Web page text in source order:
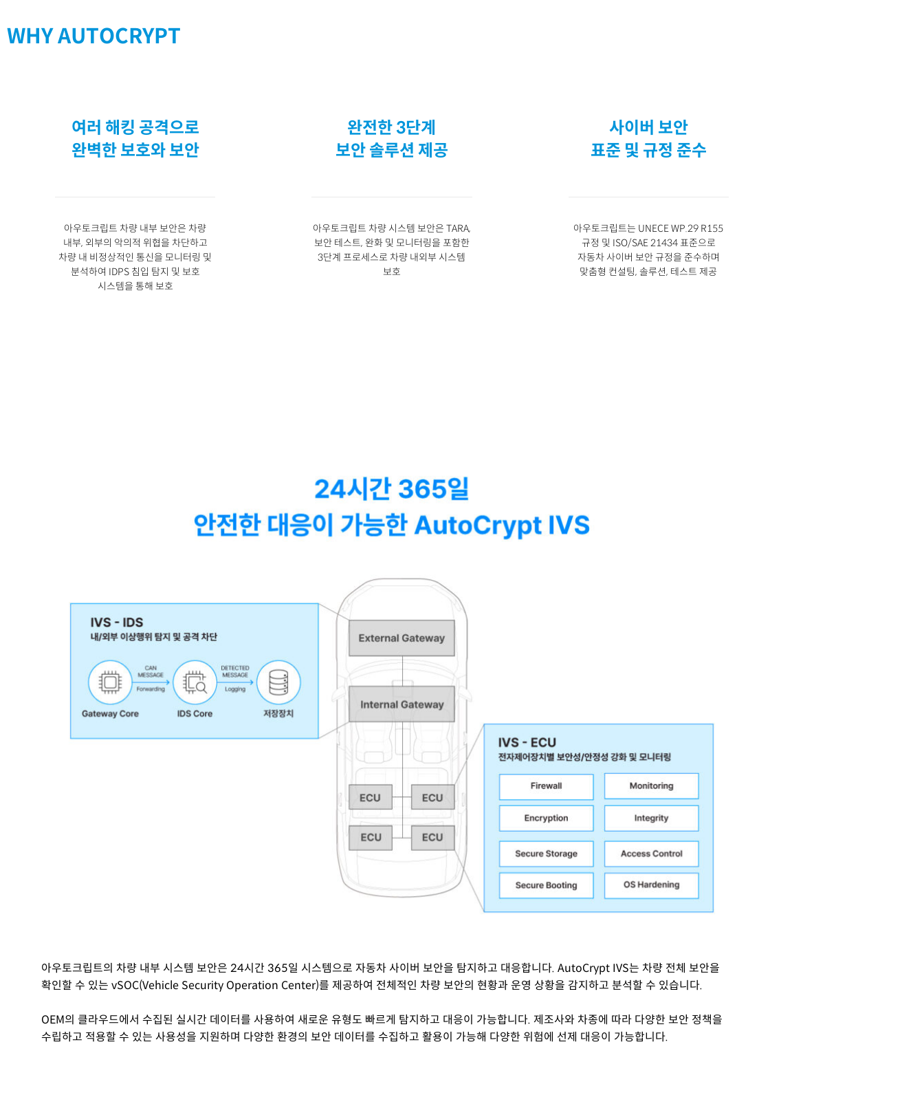
WHY AUTOCRYPT
여러 해킹 공격으로
완벽한 보호와 보안
아우토크립트 차량 내부 보안은 차량
내부, 외부의 악의적 위협을 차단하고
차량 내 비정상적인 통신을 모니터링 및
분석하여 IDPS 침입 탐지 및 보호
시스템을 통해 보호
완전한 3단계
보안 솔루션 제공
아우토크립트 차량 시스템 보안은 TARA,
보안 테스트, 완화 및 모니터링을 포함한
3단계 프로세스로 차량 내외부 시스템
보호
사이버 보안
표준 및 규정 준수
아우토크립트는 UNECE WP.29 R155
규정 및 ISO/SAE 21434 표준으로
자동차 사이버 보안 규정을 준수하며
맞춤형 컨설팅, 솔루션, 테스트 제공
아우토크립트의 차량 내부 시스템 보안은 24시간 365일 시스템으로 자동차 사이버 보안을 탐지하고 대응합니다. AutoCrypt IVS는 차량 전체 보안을
확인할 수 있는 vSOC(Vehicle Security Operation Center)를 제공하여 전체적인 차량 보안의 현황과 운영 상황을 감지하고 분석할 수 있습니다.
OEM의 클라우드에서 수집된 실시간 데이터를 사용하여 새로운 유형도 빠르게 탐지하고 대응이 가능합니다. 제조사와 차종에 따라 다양한 보안 정책을
수립하고 적용할 수 있는 사용성을 지원하며 다양한 환경의 보안 데이터를 수집하고 활용이 가능해 다양한 위험에 선제 대응이 가능합니다.